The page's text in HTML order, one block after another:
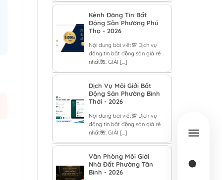
Kênh Đăng Tin Bất
Động Sản Phường Phú
Thọ - 2026
Nội dung bài viết💯 Dịch vụ
đăng tin bất động sản giá rẻ
nhất🌺. GIẢI [...]
Dịch Vụ Môi Giới Bất
Động Sản Phường Bình
Thới - 2026
Nội dung bài viết💯 Dịch vụ
đăng tin bất động sản giá rẻ
nhất🌺. GIẢI [...]
Văn Phòng Môi Giới
Nhà Đất Phường Tân
Bình - 2026